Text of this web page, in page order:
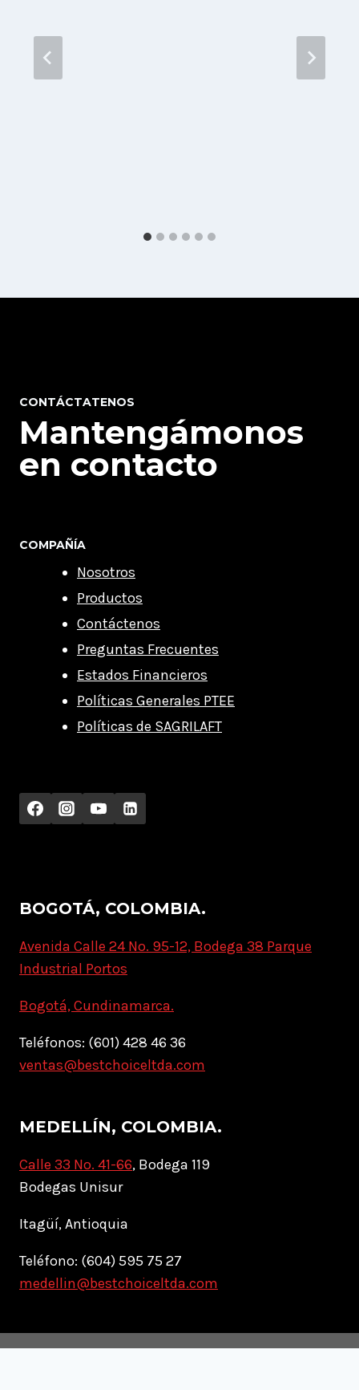
CONTÁCTATENOS
Mantengámonos
en contacto
COMPAÑÍA
Nosotros
Productos
Contáctenos
Preguntas Frecuentes
Estados Financieros
Políticas Generales PTEE
Políticas de SAGRILAFT
BOGOTÁ, COLOMBIA.
Avenida Calle 24 No. 95-12, Bodega 38 Parque
Industrial Portos
Bogotá, Cundinamarca.
Teléfonos: (601) 428 46 36
ventas@bestchoiceltda.com
MEDELLÍN, COLOMBIA.
Calle 33 No. 41-66, Bodega 119
Bodegas Unisur
Itagüí, Antioquia
Teléfono: (604) 595 75 27
medellin@bestchoiceltda.com